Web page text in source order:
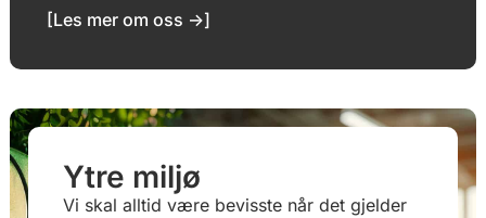
[Les mer om oss ->]
Ytre miljø
Vi skal alltid være bevisste når det gjelder